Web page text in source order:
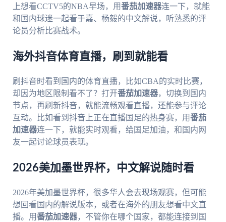
上想看CCTV5的NBA早场，用番茄加速器连一下，就能
和国内球迷一起看于嘉、杨毅的中文解说，听熟悉的评
论员分析比赛战术。
海外抖音体育直播，刷到就能看
刷抖音时看到国内的体育直播，比如CBA的实时比赛，
却因为地区限制看不了？打开番茄加速器，切换到国内
节点，再刷新抖音，就能流畅观看直播，还能参与评论
互动。比如看到抖音上正在直播国足的热身赛，用番茄
加速器连一下，就能实时观看，给国足加油，和国内网
友一起讨论球员表现。
2026美加墨世界杯，中文解说随时看
2026年美加墨世界杯，很多华人会去现场观赛，但可能
想回看国内的解说版本，或者在海外的朋友想看中文直
播。用番茄加速器，不管你在哪个国家，都能连接到国